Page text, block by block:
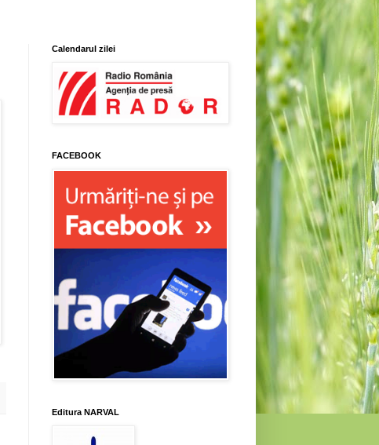
Calendarul zilei
FACEBOOK
Editura NARVAL